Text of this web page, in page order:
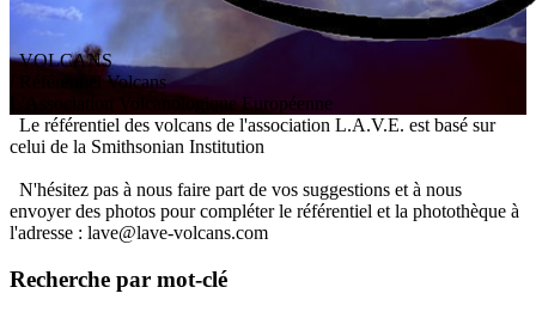
VOLCANS
/ Référentiel Volcans
ssociation V olcanologiqueEuropéenne
Le référentiel des volcans de l'association L.A.V.E. est basé sur
celui de la Smithsonian Institution
N'hésitez pas à nous faire part de vos suggestions et à nous
envoyer des photos pour compléter le référentiel et la photothèque à
l'adresse : lave@lave-volcans.com
Recherche par mot-clé